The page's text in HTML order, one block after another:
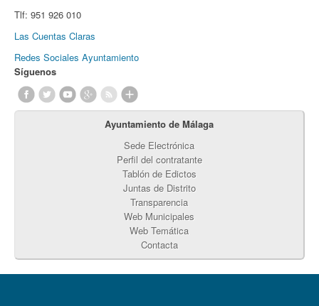
Tlf: 951 926 010
Las Cuentas Claras
Redes Sociales Ayuntamiento
Síguenos
Ayuntamiento de Málaga
Sede Electrónica
Perfil del contratante
Tablón de Edictos
Juntas de Distrito
Transparencia
Web Municipales
Web Temática
Contacta